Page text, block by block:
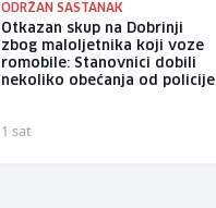
ODRŽAN SASTANAK
Otkazan skup na Dobrinji
zbog maloljetnika koji voze
romobile: Stanovnici dobili
nekoliko obećanja od policije
1 sat